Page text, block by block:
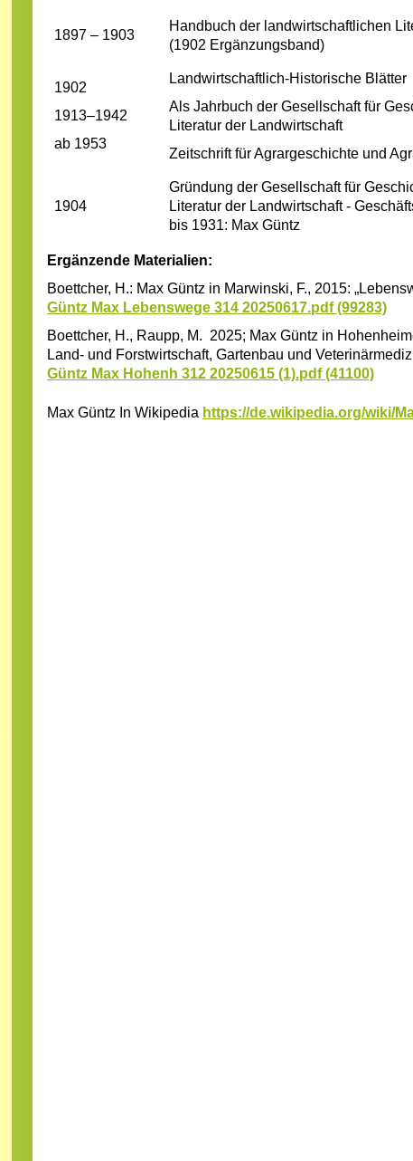
1897 – 1903
Handbuch der landwirtschaftlichen
(1902 Ergänzungsband)
1902
1913–1942
ab 1953
Landwirtschaftlich-Historische Blätter
Als Jahrbuch der Gesellschaft für
Literatur der Landwirtschaft
Zeitschrift für Agrargeschichte und
1904
Gründung der Gesellschaft für
Literatur der Landwirtschaft -
bis 1931: Max Güntz
Ergänzende Materialien:
Boettcher, H.: Max Güntz in Marwinski, F., 2015:
Güntz Max Lebenswege 314 20250617.pdf (99283)
Boettcher, H., Raupp, M. 2025; Max Güntz in
Land- und Forstwirtschaft, Gartenbau und
Güntz Max Hohenh 312 20250615 (1).pdf (41100)
Max Güntz In Wikipedia https://de.wikipedia.org/wiki/